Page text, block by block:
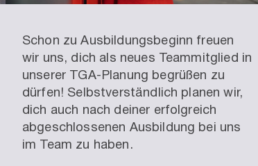
Schon zu Ausbildungsbeginn freuen
wir uns, dich als neues Teammitglied in
unserer TGA-Planung begrüßen zu
dürfen! Selbstverständlich planen wir,
dich auch nach deiner erfolgreich
abgeschlossenen Ausbildung bei uns
im Team zu haben.